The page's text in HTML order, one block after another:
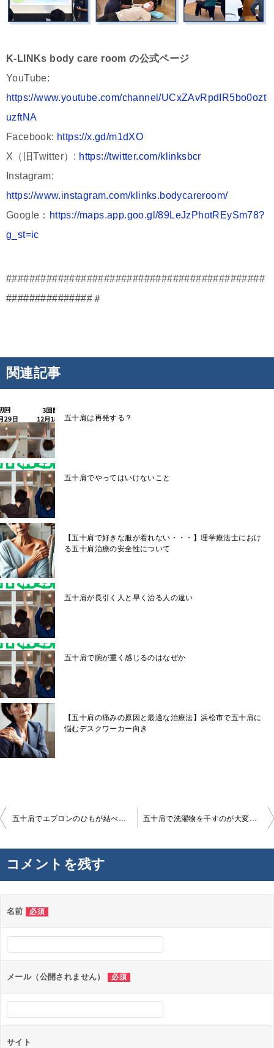
K-LINKs body care room の公式ページ
YouTube:
https://www.youtube.com/channel/UCxZAvRpdIR5bo0ozt
uzftNA
Facebook: https://x.gd/m1dXO
X（旧Twitter）: https://twitter.com/klinksbcr
Instagram:
https://www.instagram.com/klinks.bodycareroom/
Google： https://maps.app.goo.gl/89LeJzPhotREySm78?
g_st=ic
#############################################
###############＃
関連記事
五十肩は再発する？
五十肩でやってはいけないこと
【五十肩で好きな服が着れない・・・】理学療法士におけ
る五十肩治療の安全性について
五十肩が長引く人と早く治る人の違い
五十肩で腕が重く感じるのはなぜか
【五十肩の痛みの原因と最適な治療法】浜松市で五十肩に
悩むデスクワーカー向き
投
ー
シ
ョ
ン
五十肩でエプロンのひもが結べない理由 五十肩で洗濯物を干すのが大変な理由
コメントを残す
名前 必須
メール（公開されません） 必須
サイト